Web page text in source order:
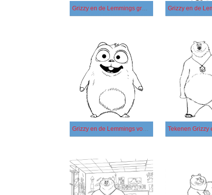
Grizzy en de Lemmings gratis eenvoudig
Grizzy en de Lemmings voor kinderen